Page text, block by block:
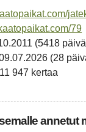
79
(5418
(28
11 947 kertaa
annetut